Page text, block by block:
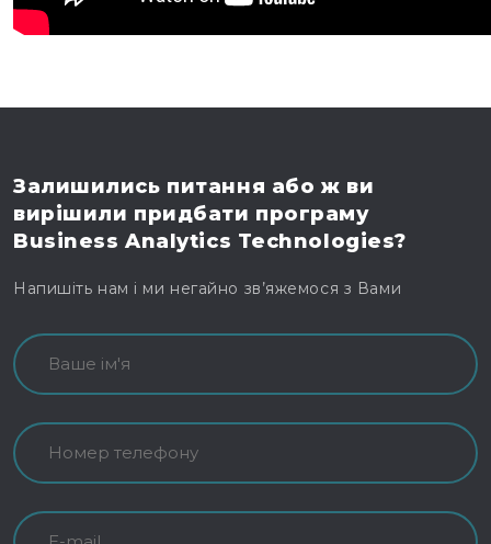
Залишились питання або ж ви
вирішили придбати програму
Business Analytics Technologies?
Напишіть нам і ми негайно зв’яжемося з Вами